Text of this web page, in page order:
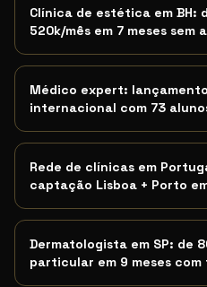
Clínica de estética em BH:
520k/mês em 7 meses sem
Médico expert:
internacional com 73
Rede de clínicas em
captação Lisboa + Porto
Dermatologista em SP: de
particular em 9 meses